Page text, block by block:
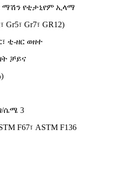
ማሽን የቲታኒየም ኢላማ
Gr5፣ Gr7፣ GR12)
ቲ-ዘር ወዘተ
ቻይና
ሴሜ 3
F67፣ ASTM F136